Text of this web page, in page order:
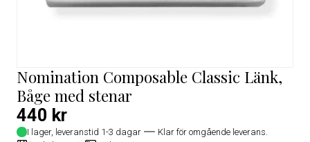
Nomination Composable Classic Länk,
Båge med stenar
440 kr
I lager, leveranstid 1-3 dagar
Klar för omgående leverans.